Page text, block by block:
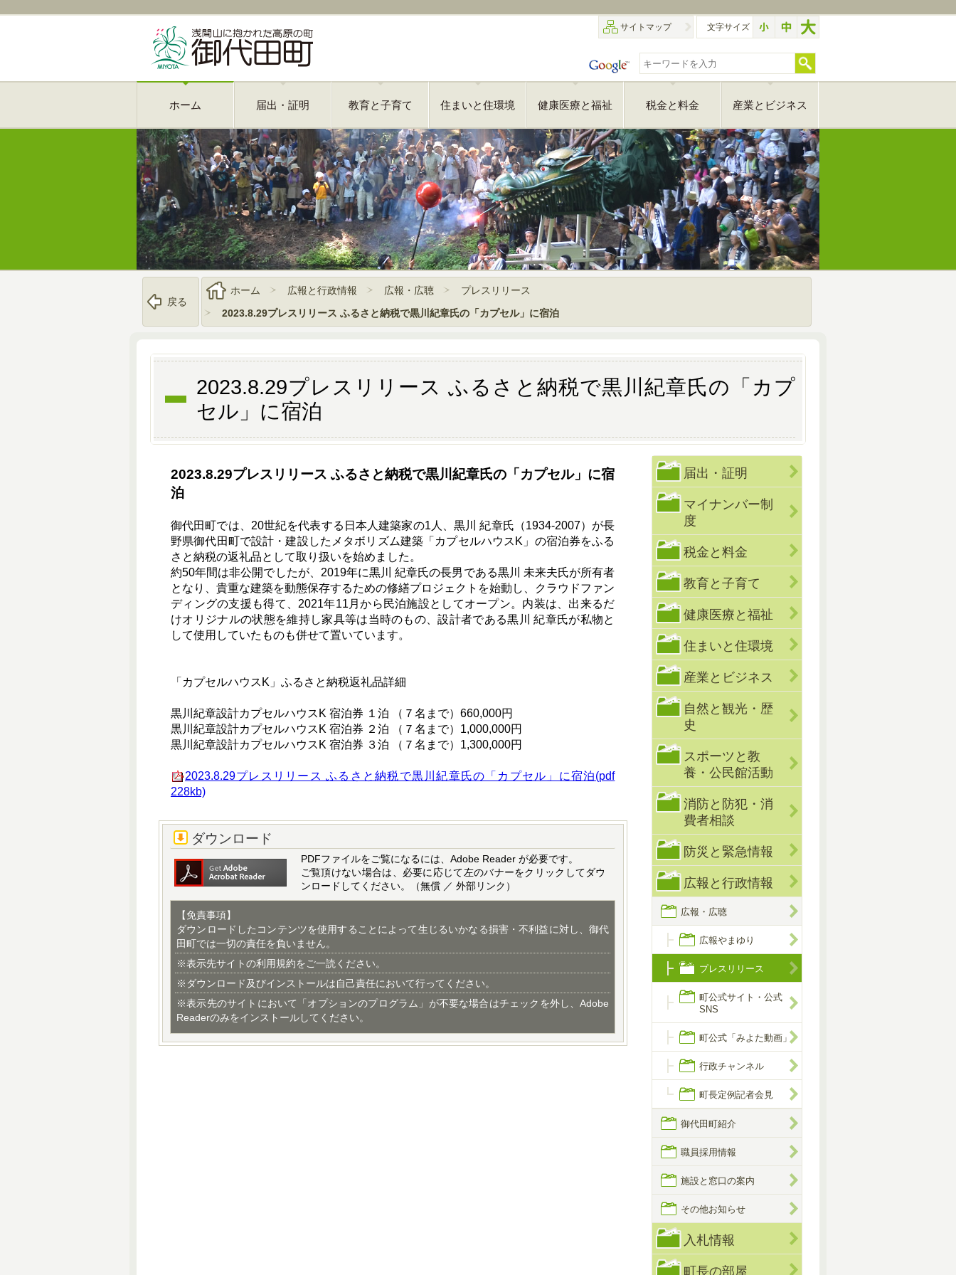
サイトマップ 文字サイズ
ホーム 届出・証明 教育と子育て 住まいと住環境 健康医療と福祉 税金と料金 産業とビジネス
戻る
ホーム 広報と行政情報 広報・広聴
プレスリリース
2023.8.29プレスリリース ふるさと納税で黒川紀章氏の「カプセル」に宿泊
2023.8.29プレスリリース ふるさと納税で黒川紀章氏の「カプ
セル」に宿泊
2023.8.29プレスリリース ふるさと納税で黒川紀章氏の「カプセル」に宿
泊
御代田町では、20世紀を代表する日本人建築家の1人、黒川 紀章氏（1934-2007）が長
野県御代田町で設計・建設したメタボリズム建築「カプセルハウスK」の宿泊券をふる
さと納税の返礼品として取り扱いを始めました。
約50年間は非公開でしたが、2019年に黒川 紀章氏の長男である黒川 未来夫氏が所有者
となり、貴重な建築を動態保存するための修繕プロジェクトを始動し、クラウドファン
ディングの支援も得て、2021年11月から民泊施設としてオープン。内装は、出来るだ
けオリジナルの状態を維持し家具等は当時のもの、設計者である黒川 紀章氏が私物と
して使用していたものも併せて置いています。
「カプセルハウスK」ふるさと納税返礼品詳細
黒川紀章設計カプセルハウスK 宿泊券 １泊 （７名まで）660,000円
黒川紀章設計カプセルハウスK 宿泊券 ２泊 （７名まで）1,000,000円
黒川紀章設計カプセルハウスK 宿泊券 ３泊 （７名まで）1,300,000円
2023.8.29プレスリリース ふるさと納税で黒川紀章氏の「カプセル」に宿泊(pdf
228kb)
ダウンロード
PDFファイルをご覧になるには、Adobe Reader が必要です。
ご覧頂けない場合は、必要に応じて左のバナーをクリックしてダウ
ンロードしてください。（無償 ／ 外部リンク）
【免責事項】
ダウンロードしたコンテンツを使用することによって生じるいかなる損害・不利益に対し、御代
田町では一切の責任を負いません。
※表示先サイトの利用規約をご一読ください。
※ダウンロード及びインストールは自己責任において行ってください。
※表示先のサイトにおいて「オプションのプログラム」が不要な場合はチェックを外し、Adobe
Readerのみをインストールしてください。
届出・証明
マイナンバー制
度
税金と料金
教育と子育て
健康医療と福祉
住まいと住環境
産業とビジネス
自然と観光・歴
史
スポーツと教
養・公民館活動
消防と防犯・消
費者相談
防災と緊急情報
広報と行政情報
広報・広聴
広報やまゆり
プレスリリース
町公式サイト・公式
SNS
町公式「みよた動画」
行政チャンネル
町長定例記者会見
御代田町紹介
職員採用情報
施設と窓口の案内
その他お知らせ
入札情報
町長の部屋